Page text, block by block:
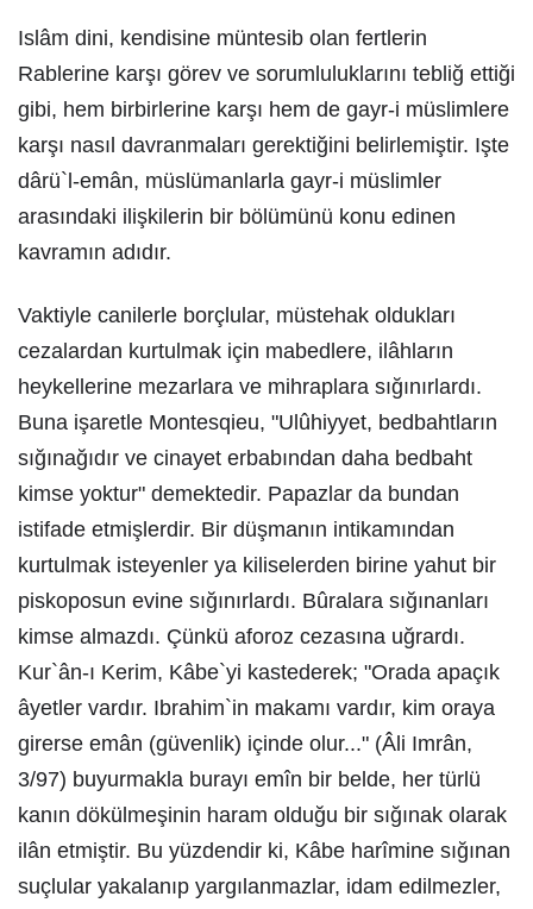
Islâm dini, kendisine müntesib olan fertlerin
Rablerine karşı görev ve sorumluluklarını tebliğ ettiği
gibi, hem birbirlerine karşı hem de gayr-i müslimlere
karşı nasıl davranmaları gerektiğini belirlemiştir. Işte
dârü`l-emân, müslümanlarla gayr-i müslimler
arasındaki ilişkilerin bir bölümünü konu edinen
kavramın adıdır.
Vaktiyle canilerle borçlular, müstehak oldukları
cezalardan kurtulmak için mabedlere, ilâhların
heykellerine mezarlara ve mihraplara sığınırlardı.
Buna işaretle Montesqieu, "Ulûhiyyet, bedbahtların
sığınağıdır ve cinayet erbabından daha bedbaht
kimse yoktur" demektedir. Papazlar da bundan
istifade etmişlerdir. Bir düşmanın intikamından
kurtulmak isteyenler ya kiliselerden birine yahut bir
piskoposun evine sığınırlardı. Bûralara sığınanları
kimse almazdı. Çünkü aforoz cezasına uğrardı.
Kur`ân-ı Kerim, Kâbe`yi kastederek; "Orada apaçık
âyetler vardır. Ibrahim`in makamı vardır, kim oraya
girerse emân (güvenlik) içinde olur..." (Âli Imrân,
3/97) buyurmakla burayı emîn bir belde, her türlü
kanın dökülmeşinin haram olduğu bir sığınak olarak
ilân etmiştir. Bu yüzdendir ki, Kâbe harîmine sığınan
suçlular yakalanıp yargılanmazlar, idam edilmezler,